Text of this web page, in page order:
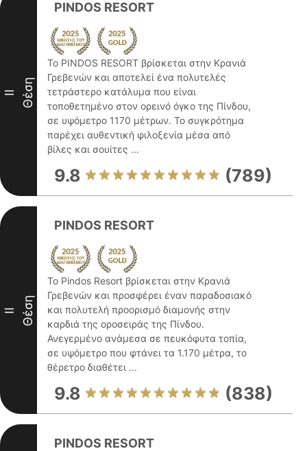
II Θέση
PINDOS RESORT
Το PINDOS RESORT βρίσκεται στην Κρανιά
Γρεβενών και αποτελεί ένα πολυτελές
τετράστερο κατάλυμα που είναι
τοποθετημένο στον ορεινό όγκο της Πίνδου,
σε υψόμετρο 1170 μέτρων. Το συγκρότημα
παρέχει αυθεντική φιλοξενία μέσα από
βίλες και σουίτες ...
9.8 (789)
II Θέση
PINDOS RESORT
Το Pindos Resort βρίσκεται στην Κρανιά
Γρεβενών και προσφέρει έναν παραδοσιακό
και πολυτελή προορισμό διαμονής στην
καρδιά της οροσειράς της Πίνδου.
Ανεγερμένο ανάμεσα σε πευκόφυτα τοπία,
σε υψόμετρο που φτάνει τα 1.170 μέτρα, το
θέρετρο διαθέτει ...
9.8 (838)
PINDOS RESORT